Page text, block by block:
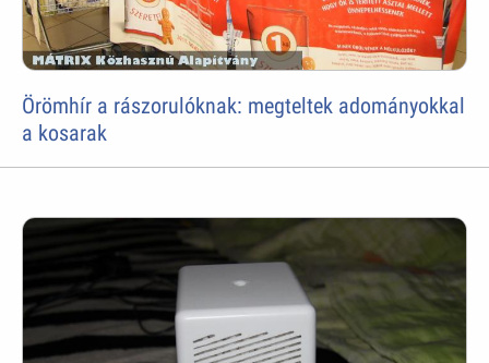
Örömhír a rászorulóknak: megteltek adományokkal
a kosarak